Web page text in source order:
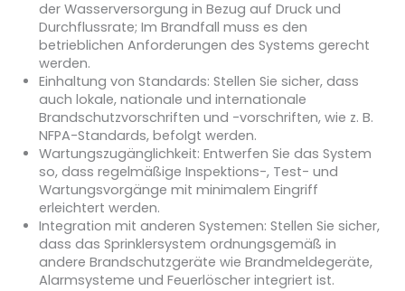
der Wasserversorgung in Bezug auf Druck und
Durchflussrate; Im Brandfall muss es den
betrieblichen Anforderungen des Systems gerecht
werden.
Einhaltung von Standards: Stellen Sie sicher, dass
auch lokale, nationale und internationale
Brandschutzvorschriften und -vorschriften, wie z. B.
NFPA-Standards, befolgt werden.
Wartungszugänglichkeit: Entwerfen Sie das System
so, dass regelmäßige Inspektions-, Test- und
Wartungsvorgänge mit minimalem Eingriff
erleichtert werden.
Integration mit anderen Systemen: Stellen Sie sicher,
dass das Sprinklersystem ordnungsgemäß in
andere Brandschutzgeräte wie Brandmeldegeräte,
Alarmsysteme und Feuerlöscher integriert ist.